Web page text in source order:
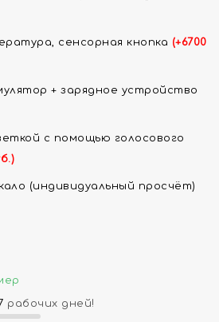
сенсорная кнопка (+6700
+ зарядное устройство
с помощью голосового
(индивидуальный просчёт)
рабочих дней!